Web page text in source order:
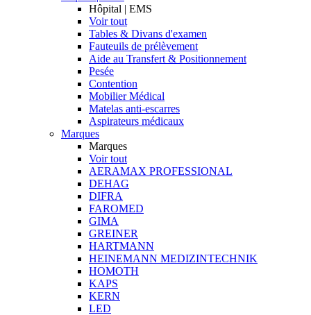
Hôpital | EMS
Voir tout
Tables & Divans d'examen
Fauteuils de prélèvement
Aide au Transfert & Positionnement
Pesée
Contention
Mobilier Médical
Matelas anti-escarres
Aspirateurs médicaux
Marques
Marques
Voir tout
AERAMAX PROFESSIONAL
DEHAG
DIFRA
FAROMED
GIMA
GREINER
HARTMANN
HEINEMANN MEDIZINTECHNIK
HOMOTH
KAPS
KERN
LED